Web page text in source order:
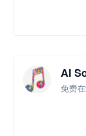
AI
免费